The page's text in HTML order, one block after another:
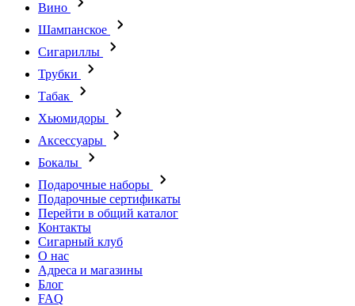
Вино
Шампанское
Сигариллы
Трубки
Табак
Хьюмидоры
Аксессуары
Бокалы
Подарочные наборы
Подарочные сертификаты
Перейти в общий каталог
Контакты
Сигарный клуб
О нас
Адреса и магазины
Блог
FAQ